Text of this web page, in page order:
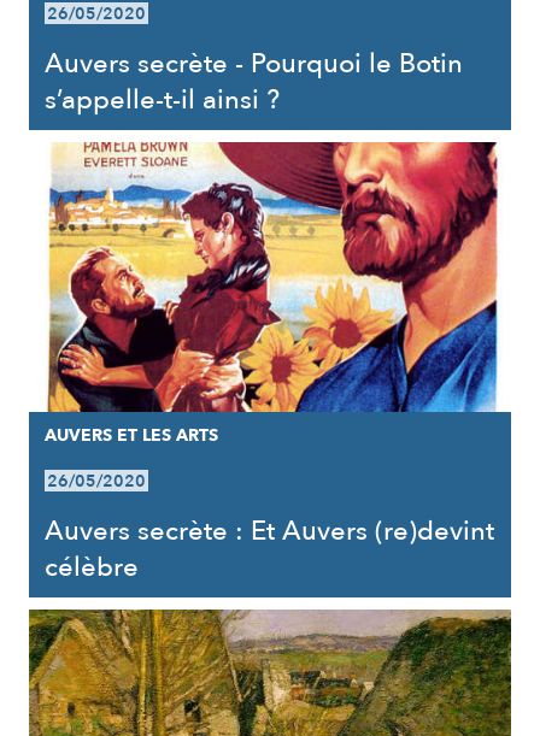
26/05/2020
Auvers secrète - Pourquoi le Botin
s’appelle-t-il ainsi ?
AUVERS ET LES ARTS
26/05/2020
Auvers secrète : Et Auvers (re)devint
célèbre